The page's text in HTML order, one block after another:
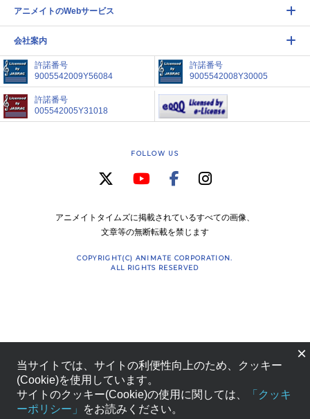
アニメイトのWebサービス
会社案内
許諾番号
9005542009Y56084
許諾番号
9005542008Y30005
許諾番号
005542005Y31018
FOLLOW US
アニメイトタイムズに掲載されているすべての画像、
文章等の無断転載を禁じます
COPYRIGHT(C) ANIMATE CORPORATION.
ALL RIGHTS RESERVED
×
当サイトでは、サイトの利便性向上のため、クッキー
(Cookie)を使用しています。
サイトのクッキー(Cookie)の使用に関しては、
「クッキ
ーポリシー」
をお読みください。